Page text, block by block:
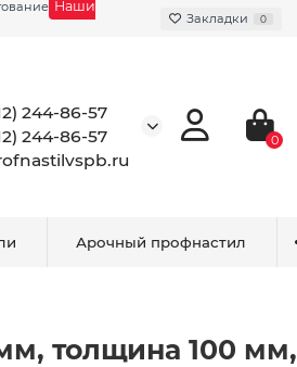
Наши
Закладки 0
244-86-57
244-86-57
0
Арочный профнастил
толщина 100 мм,